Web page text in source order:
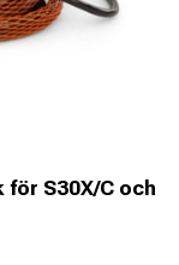
S30X/C och